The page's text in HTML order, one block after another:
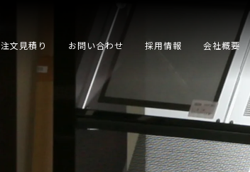
注文見積り お問い合わせ 採用情報 会社概要